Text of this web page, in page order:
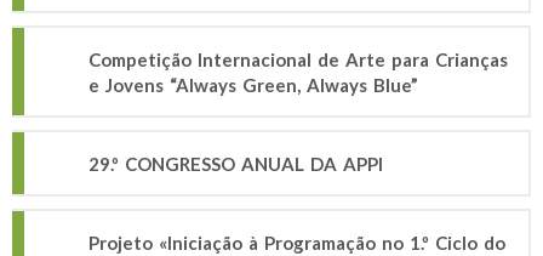
Competição Internacional de Arte para Crianças
e Jovens “Always Green, Always Blue”
29.º CONGRESSO ANUAL DA APPI
Projeto «Iniciação à Programação no 1.º Ciclo do